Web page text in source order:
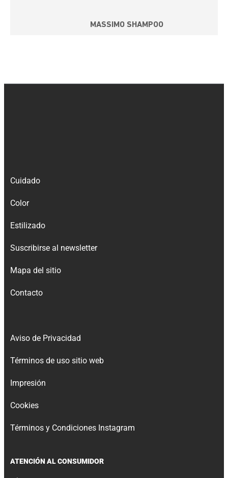
MASSIMO SHAMPOO
Cuidado
Color
Estilizado
Suscribirse al newsletter
Mapa del sitio
Contacto
Aviso de Privacidad
Términos de uso sitio web
Impresión
Cookies
Términos y Condiciones Instagram
ATENCIÓN AL CONSUMIDOR